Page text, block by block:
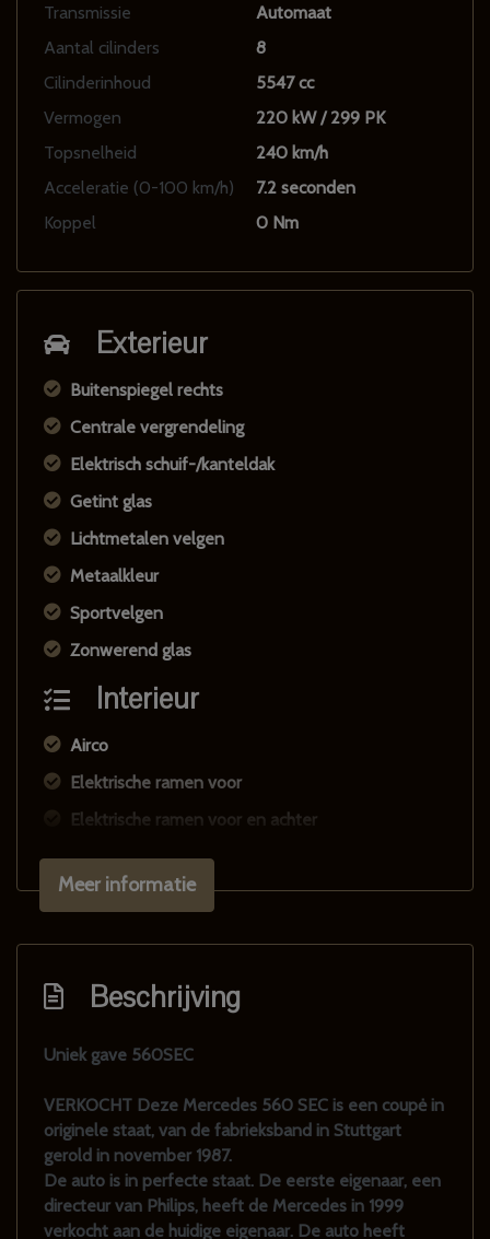
Transmissie
Automaat
Aantal cilinders
8
Cilinderinhoud
5547 cc
Vermogen
220 kW / 299 PK
Topsnelheid
240 km/h
Acceleratie (0-100 km/h)
7.2 seconden
Koppel
0 Nm
Exterieur
Buitenspiegel rechts
Centrale vergrendeling
Elektrisch schuif-/kanteldak
Getint glas
Lichtmetalen velgen
Metaalkleur
Sportvelgen
Zonwerend glas
Interieur
Airco
Elektrische ramen voor
Elektrische ramen voor en achter
Microvezel bekleding
Stuurbekrachtiging
Overige
Bestuurdersairbag
Centr. deurvergr. en elektrische ramen+stuurbekr
Meer informatie
Beschrijving
Uniek gave 560SEC
VERKOCHT Deze Mercedes 560 SEC is een coupė in
originele staat, van de fabrieksband in Stuttgart
gerold in november 1987.
De auto is in perfecte staat. De eerste eigenaar, een
directeur van Philips, heeft de Mercedes in 1999
verkocht aan de huidige eigenaar. De auto heeft